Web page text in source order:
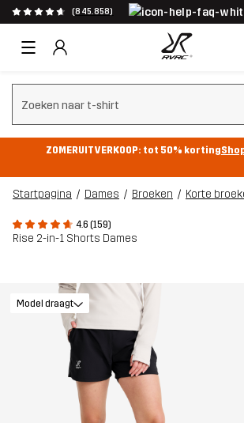
(845.858)
Zoeken wissen
ZOMERUITVERKOOP: tot 50% korting
Startpagina Dames Broeken Korte
4.6 (159)
Rise 2-in-1 Shorts Dames
Model draagt